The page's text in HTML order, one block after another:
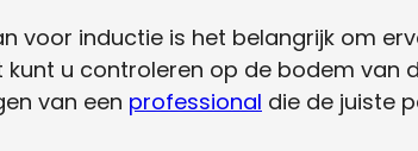
voor inductie is het belangrijk om
u controleren op de bodem van
van een professional die de juiste